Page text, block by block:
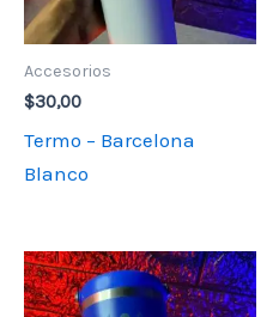
Accesorios
$30,00
Termo – Barcelona
Blanco